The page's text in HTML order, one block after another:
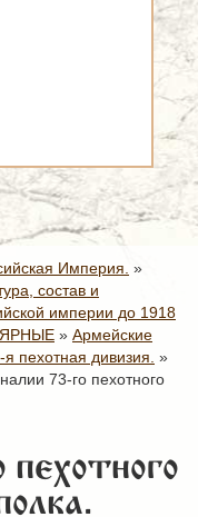
Империя. »
состав и
империи до 1918
» Армейские
я пехотная дивизия. »
73-го пехотного
пехотного